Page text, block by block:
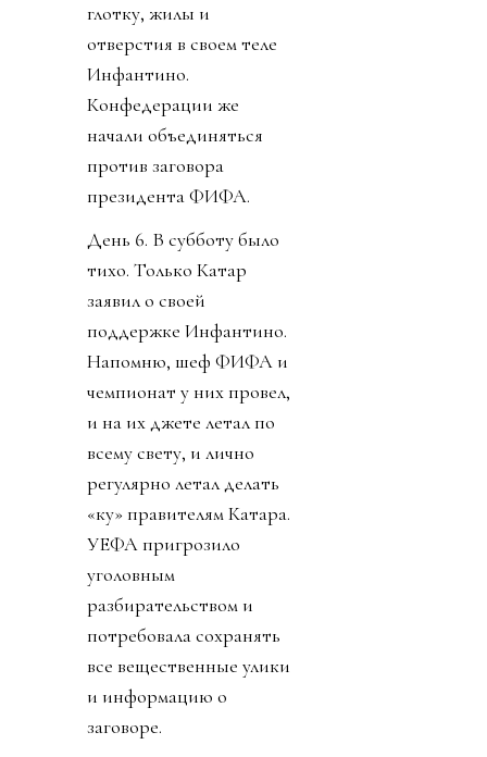
глотку, жилы и
отверстия в своем теле
Инфантино.
Конфедерации же
начали объединяться
против заговора
президента ФИФА.
День 6. В субботу было
тихо. Только Катар
заявил о своей
поддержке Инфантино.
Напомню, шеф ФИФА и
чемпионат у них провел,
и на их джете летал по
всему свету, и лично
регулярно летал делать
«ку» правителям Катара.
УЕФА пригрозило
уголовным
разбирательством и
потребовала сохранять
все вещественные улики
и информацию о
заговоре.